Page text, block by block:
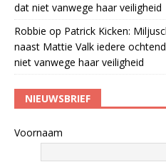
dat niet vanwege haar veiligheid
Robbie op Patrick Kicken:
naast Mattie Valk iedere
niet vanwege haar veiligheid
NIEUWSBRIEF
Voornaam